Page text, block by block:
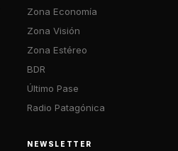
Zona Economía
Zona Visión
Zona Estéreo
BDR
Último Pase
Radio Patagónica
NEWSLETTER